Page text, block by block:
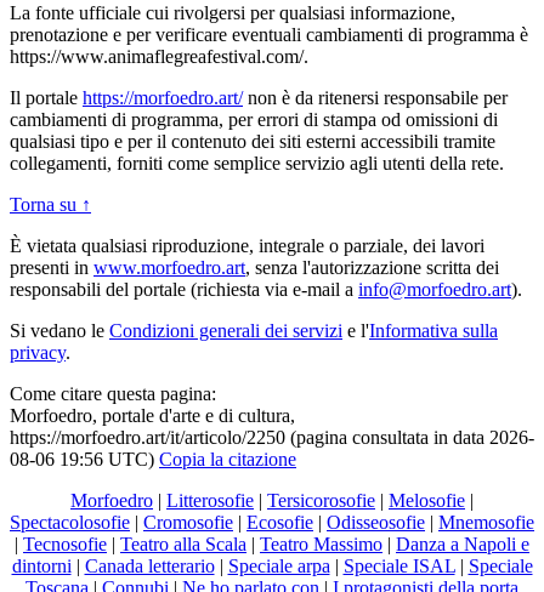
La fonte ufficiale cui rivolgersi per qualsiasi informazione,
prenotazione e per verificare eventuali cambiamenti di programma è
https://www.animaflegreafestival.com/.
Il portale https://morfoedro.art/non è da ritenersi responsabile per
cambiamenti di programma, per errori di stampa od omissioni di
qualsiasi tipo e per il contenuto dei siti esterni accessibili tramite
collegamenti, forniti come semplice servizio agli utenti della rete.
Torna su ↑
È vietata qualsiasi riproduzione, integrale o parziale, dei lavori
presenti in www.morfoedro.art, senza l'autorizzazione scritta dei
responsabili del portale (richiesta via e-mail a info@morfoedro.art).
Si vedano le Condizioni generali dei servizi e l'Informativa sulla
privacy.
Come citare questa pagina:
Morfoedro, portale d'arte e di cultura,
https://morfoedro.art/it/articolo/2250 (pagina consultata in data 2026-
08-06 19:56 UTC) Copia la citazione
Morfoedro | Litterosofie | Tersicorosofie | Melosofie |
Spectacolosofie | Cromosofie | Ecosofie | Odisseosofie | Mnemosofie
| Tecnosofie | Teatro alla Scala | Teatro Massimo | Danza a Napoli e
dintorni | Canada letterario| Speciale arpa | Speciale ISAL| Speciale
Toscana | Connubi | Ne ho parlato con | I protagonisti della porta